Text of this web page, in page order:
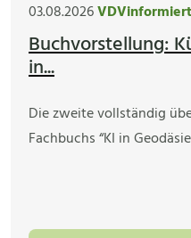
03.08.2026VDVinformiert
Buchvorstellung:
in...
Die zweite vollständig
Fachbuchs “KI in